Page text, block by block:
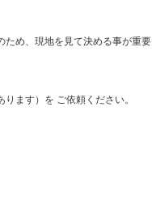
ため、現地を見て決める事が重要
ます）を ご依頼ください。